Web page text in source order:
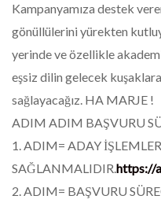
Kampanyamıza destek
gönüllülerini yürekten
yerinde ve özellikle
eşsiz dilin gelecek
sağlayacağız. HA MARJE !
ADIM ADIM BAŞVURU
1. ADIM= ADAY
SAĞLANMALIDIR.https://
2. ADIM= BAŞVURU